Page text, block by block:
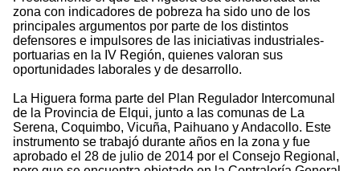
zona con indicadores de pobreza ha sido uno de los
principales argumentos por parte de los distintos
defensores e impulsores de las iniciativas industriales-
portuarias en la IV Región, quienes valoran sus
oportunidades laborales y de desarrollo.
La Higuera forma parte del Plan Regulador Intercomunal
de la Provincia de Elqui, junto a las comunas de La
Serena, Coquimbo, Vicuña, Paihuano y Andacollo. Este
instrumento se trabajó durante años en la zona y fue
aprobado el 28 de julio de 2014 por el Consejo Regional,